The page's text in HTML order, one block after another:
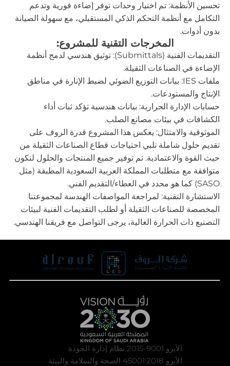
تحسين الأنظمة: تم اختيار وحدات توفر إضاءة فورية وتدعم
التكامل مع أنظمة التحكم الذكي المستقبلي، مع سهولة الصيانة
بدون أدوات.
المخرجات التقنية للمشروع:
التقديمات الفنية (Submittals): توثيق هندسي لدمج أنظمة
الإضاءة في الصناعات الثقيلة.
ملفات IES: بيانات التوزيع الضوئي لضبط الإنارة في مناطق
الإنتاج والمستودعات.
حسابات الإدارة الحرارية: بيانات هندسية تؤكد ثبات أداء
الكشافات في بيئات مصانع الصلب.
الموثوقية والامتثال: يعكس هذا المشروع قدرة الروف على
تقديم حلول شاملة تلبي احتياجات قطاع الصناعات الثقيلة من
حيث القوة والاعتمادية. تم توفير جميع المنتجات والحلول لتكون
متوافقة مع متطلبات المملكة العربية السعودية المطبقة (مثل
SASO) كما هو محدد في العطاء/التقديم الفني.
الاستشارة التقنية: لمراجعة المواصفات الهندسة لمجموعتنا
المخصصة للصناعات الثقيلة أو لطلب التقديمات الفنية لبيئات
التصنيع ذات الحرارة العالية، يرجى التواصل مع فريقنا الهندسي.
الأيزو 9001-2015 نظام إدارة الجودة
الأيزو 45001:2018 الصحة والسلامة والبيئة